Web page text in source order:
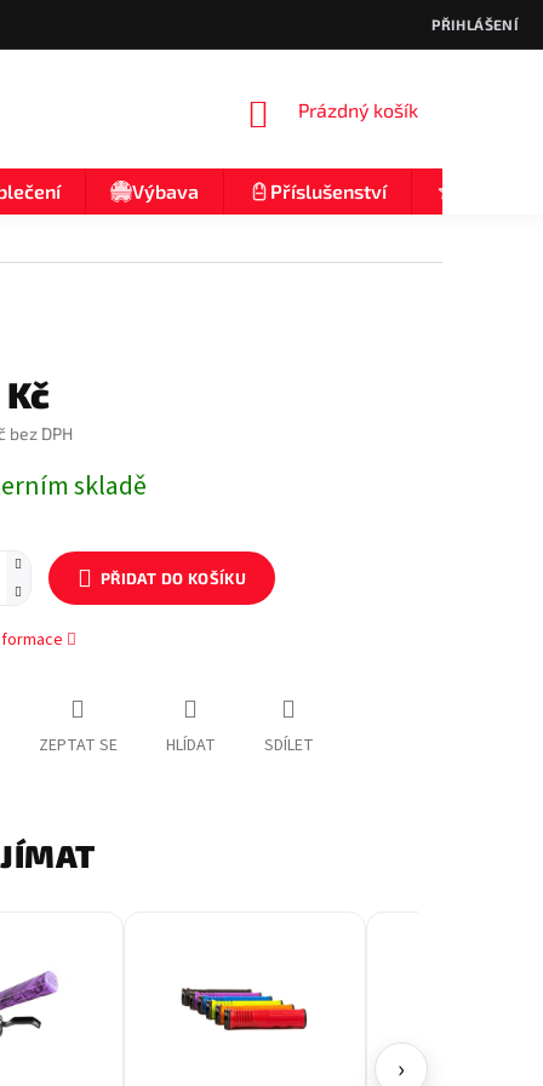
PŘIHLÁŠENÍ
NÁKUPNÍ
Prázdný košík
Výbava Příslušenství
bez DPH
skladě
PŘIDAT DO KOŠÍKU
ZEPTAT SE HLÍDAT SDÍLET
›